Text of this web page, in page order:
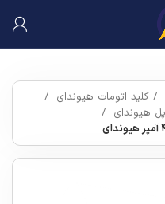
کلید اتومات هیوندای